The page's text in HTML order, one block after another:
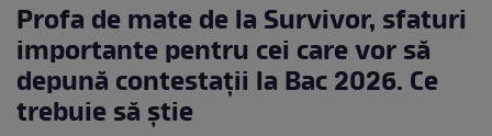
Profa de mate de la Survivor, sfaturi
importante pentru cei care vor să
depună contestații la Bac 2026. Ce
trebuie să știe